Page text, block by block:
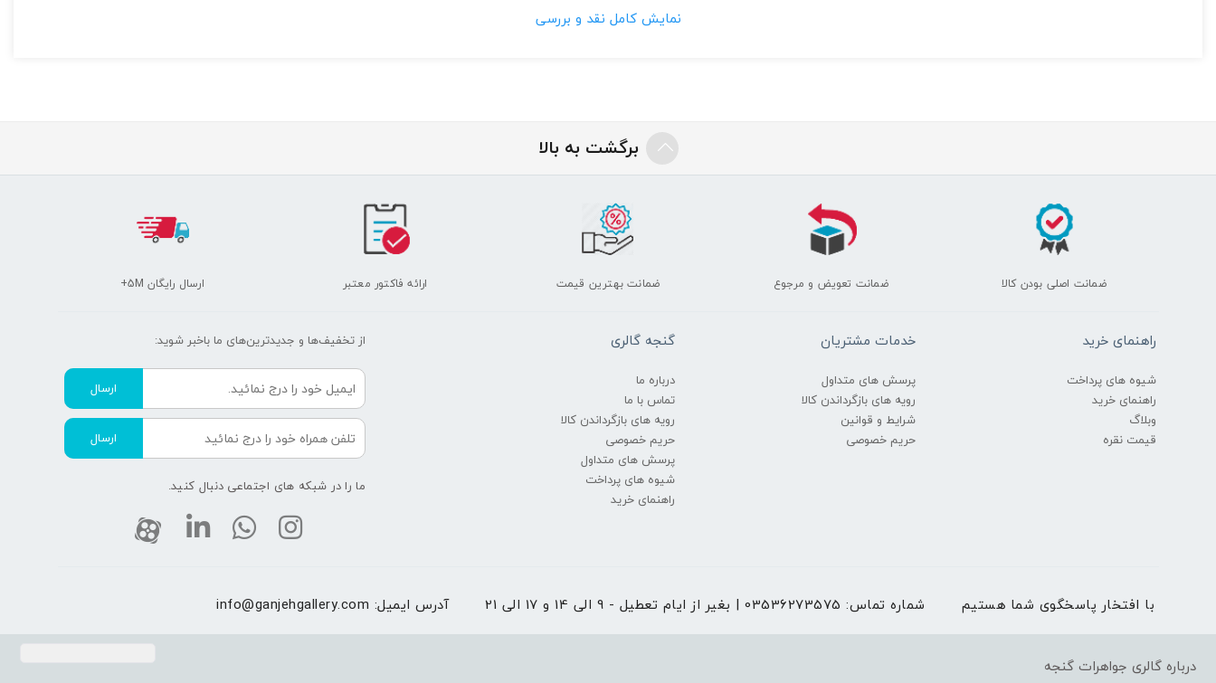
00:00
00:16
این نگین بدون بهسازی و کاملا طبیعی میباشد که تراش خورده از سنگ راف معادن خراسان جنوبی است.
نمایش کامل نقد و بررسی
برگشت به بالا
ضمانت اصلی بودن کالا ضمانت تعویض و مرجوع ضمانت بهترین قیمت ارائه فاکتور معتبر ارسال رایگان 5M+
راهنمای خرید
شیوه های پرداخت
راهنمای خرید
وبلاگ
قیمت نقره
خدمات مشتریان
پرسش های متداول
رویه های بازگرداندن کالا
شرایط و قوانین
حریم خصوصی
گنجه گالری
درباره ما
تماس با ما
رویه های بازگرداندن کالا
حریم خصوصی
پرسش های متداول
شیوه های پرداخت
راهنمای خرید
از تخفیف‌ها و جدیدترین‌های ما‌ باخبر شوید:
ارسال
ارسال
ما را در شبکه های اجتماعی دنبال کنید.
با افتخار پاسخگوی شما هستیم شماره تماس: 03536273575 | بغیر از ایام تعطیل - 9 الی 14 و 17 الی 21 آدرس ایمیل: info@ganjehgallery.com
درباره گالری جواهرات گنجه